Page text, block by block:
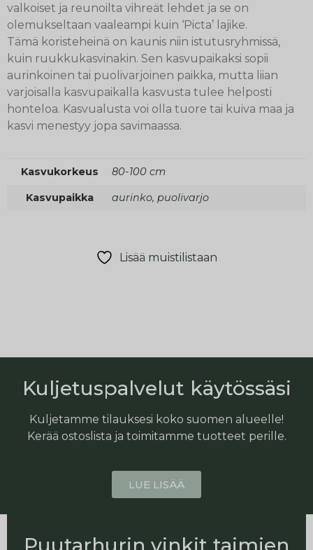
valkoiset ja reunoilta vihreät lehdet ja se on
olemukseltaan vaaleampi kuin ‘Picta’ lajike.
Tämä koristeheinä on kaunis niin istutusryhmissä,
kuin ruukkukasvinakin. Sen kasvupaikaksi sopii
aurinkoinen tai puolivarjoinen paikka, mutta liian
varjoisalla kasvupaikalla kasvusta tulee helposti
honteloa. Kasvualusta voi olla tuore tai kuiva maa ja
kasvi menestyy jopa savimaassa.
Kasvukorkeus 80-100 cm
Kasvupaikka aurinko, puolivarjo
Lisää muistilistaan
Kuljetuspalvelut käytössäsi
Kuljetamme tilauksesi koko suomen alueelle!
Kerää ostoslista ja toimitamme tuotteet perille.
LUE LISÄÄ
Puutarhurin vinkit taimien